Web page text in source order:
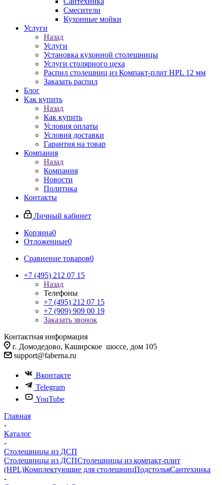
Смесители
Кухонные мойки
Услуги
Назад
Услуги
Установка кухонной столешницы
Услуги столярного цеха
Распил столешниц из Компакт-плит HPL 12 мм
Заказать распил
Блог
Как купить
Назад
Как купить
Условия оплаты
Условия доставки
Гарантия на товар
Компания
Назад
Компания
Новости
Политика
Контакты
Личный кабинет
Корзина0
Отложенные0
Сравнение товаров0
+7 (495) 212 07 15
Назад
Телефоны
+7 (495) 212 07 15
+7 (909) 909 00 19
Заказать звонок
Контактная информация
г. Домодедово, Каширское шоссе, дом 105
support@faberna.ru
Вконтакте
Telegram
YouTube
Главная
-
Каталог
-
Столешницы из ДСП
Столешницы из ДСПСтолешницы из компакт-плит
(HPL)Комплектующие для столешницПодстольяСантехника
-